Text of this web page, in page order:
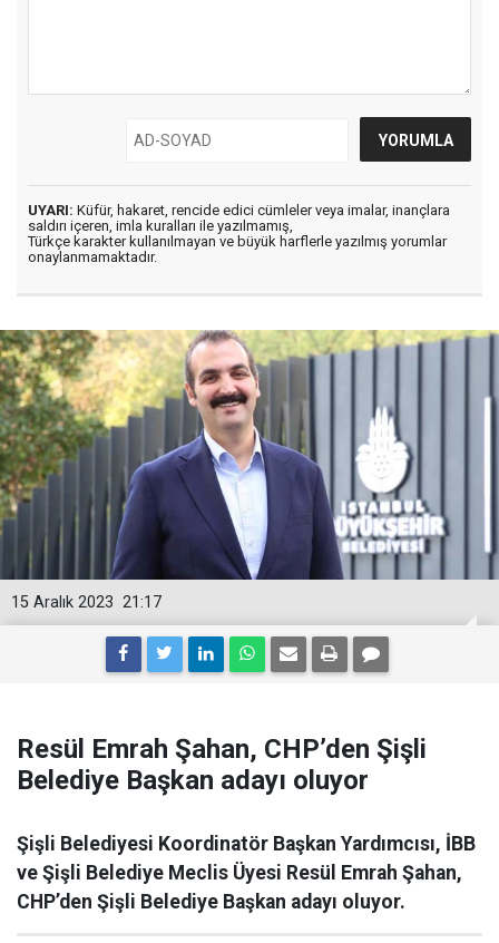
UYARI: Küfür, hakaret, rencide edici cümleler veya imalar, inançlara
saldırı içeren, imla kuralları ile yazılmamış,
Türkçe karakter kullanılmayan ve büyük harflerle yazılmış yorumlar
onaylanmamaktadır.
21:17
15 Aralık 2023
Resül Emrah Şahan, CHP’den Şişli
Belediye Başkan adayı oluyor
Şişli Belediyesi Koordinatör Başkan Yardımcısı, İBB
ve Şişli Belediye Meclis Üyesi Resül Emrah Şahan,
CHP’den Şişli Belediye Başkan adayı oluyor.